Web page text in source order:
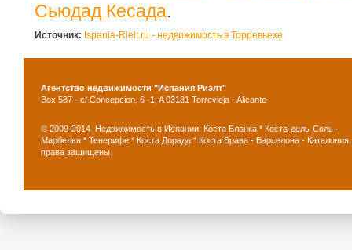
Сьюдад Кесада.
Источник: Ispania-Rielt.ru - недвижимость в Торревьехе
Агентство недвижимости "Испания Риэлт"
Box 587 - c/.Concepcion, 6 -1, A 03181 Torrevieja - Alicante
© 2009-2014. Недвижимость в Испании. Коста Бланка * Коста-дель-Соль -
Марбелья * Тенерифе * Коста Дорада * Коста Брава - Барселона -
права защищены.